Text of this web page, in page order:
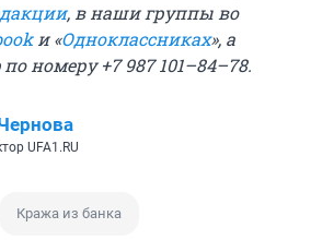
, в наши группы во
и «Одноклассниках», а
номеру +7 987 101–84–78.
UFA1.RU
Кража из банка